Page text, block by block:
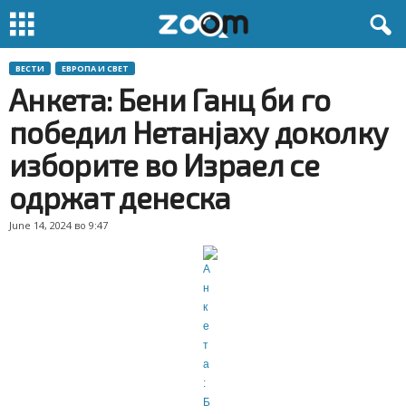
ВЕСТИ ЕВРОПА И СВЕТ
Анкета: Бени Ганц би го
победил Нетанјаху доколку
изборите во Израел се
одржат денеска
June 14, 2024 во 9:47